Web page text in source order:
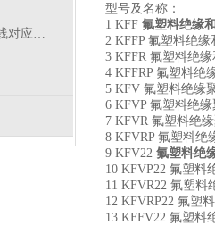
镍铬10-铜镍45延长型导线对应什么型号补偿导线
型号及名称：
1 KFF 氟塑料绝缘
2 KFFP 氟塑料绝
3 KFFR 氟塑料绝
4 KFFRP 氟塑料绝
5 KFV 氟塑料绝缘
6 KFVP 氟塑料绝
7 KFVR 氟塑料绝
8 KFVRP 氟塑料绝
9 KFV22 氟塑料绝
10 KFVP22 氟塑料
11 KFVR22 氟塑料
12 KFVRP22 氟塑
13 KFFV22 氟塑料